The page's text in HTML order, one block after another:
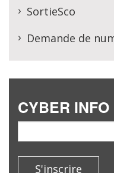
SortieSco
Demande de
CYBER INFO
S'inscrire